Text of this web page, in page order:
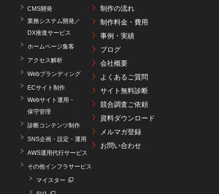
CMS開発
業務システム開発／
DX推進サービス
ホームページ集客
アクセス解析
Webブランディング
ECサイト制作
Webサイト運用・
保守管理
診断コンテンツ制作
SNS企画・設定・運用
AWS運用代行サービス
その他インフラサービス
マイスター
制作の流れ
制作料金・費用
事例・実績
ブログ
会社概要
よくあるご質問
サイト無料診断
競合調査ご依頼
資料ダウンロード
メルマガ登録
お問い合わせ